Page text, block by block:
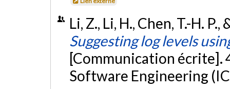
Li, Z., Li, H., Chen, T.-H.
Suggesting log levels
[Communication écrite].
Software Engineering